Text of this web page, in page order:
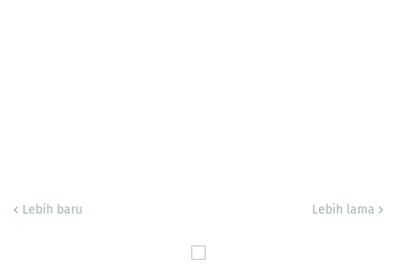
Lebih baru Lebih lama